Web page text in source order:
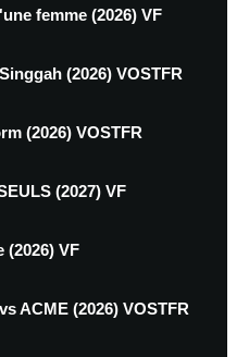
femme (2026) VF
(2026) VOSTFR
(2026) VOSTFR
(2027) VF
(2026) VF
ACME (2026) VOSTFR